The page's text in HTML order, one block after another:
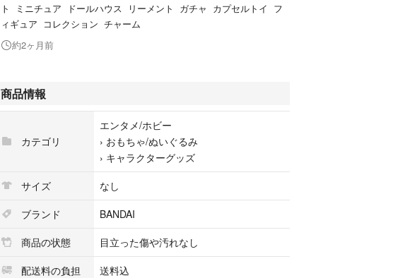
ト ミニチュア ドールハウス リーメント ガチャ カプセルトイ フ
ィギュア コレクション チャーム
約2ヶ月前
商品情報
カテゴリ
エンタメ/ホビー
› おもちゃ/ぬいぐるみ
› キャラクターグッズ
サイズ
なし
ブランド
BANDAI
商品の状態
目立った傷や汚れなし
配送料の負担
送料込